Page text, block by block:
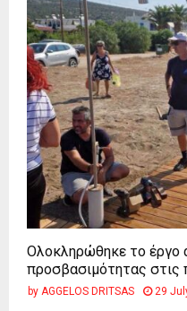
Ολοκληρώθηκε το έργο
προσβασιμότητας στις
by AGGELOS DRITSAS 29